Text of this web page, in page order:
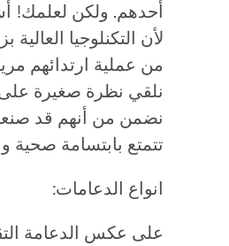
أحدهم. ولكن لعلمك!
لأن التكنلوجيا العالية
من عملية ارتدائهم
نلقي نظرة صغيرة
نضمن من أنهم قد
تتمتع بابتسامة صحية
انواع الدعامات:
على عكس الدعامة